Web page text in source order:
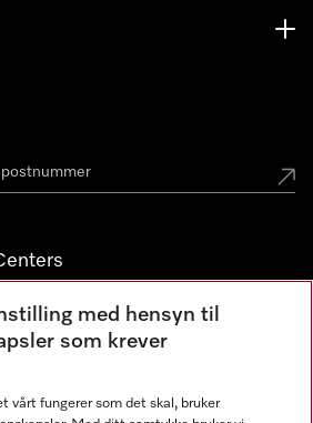
Nesbru
med hensyn til
som krever
vårt fungerer som det skal, bruker